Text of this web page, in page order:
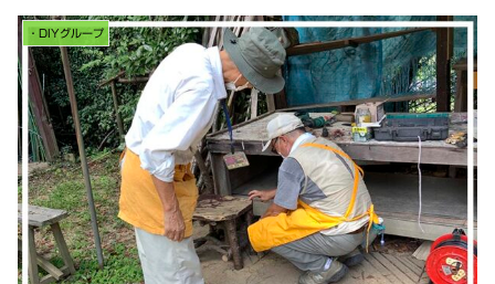
・DIYグループ